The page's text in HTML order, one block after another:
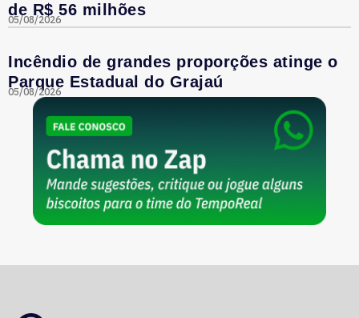
de R$ 56 milhões
05/08/2026
Incêndio de grandes proporções atinge o
Parque Estadual do Grajaú
05/08/2026